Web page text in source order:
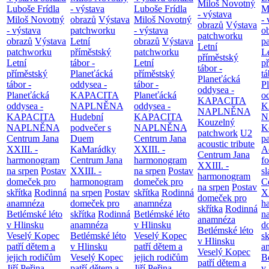
Luboše Frídla
Miloš Novotný
- výstava
obrazů Výstava
patchworku
Letní
příměstský
tábor -
Planeťácká
oddysea -
KAPACITA
NAPLNĚNA
Centrum Jana
XXIII. -
harmonogram
na srpen Postav
domeček pro
skřítka Rodinná
anamnéza
Betlémské léto
v Hlinsku
Veselý Kopec
patří dětem a
jejich rodičům
- výstava
obrazů Výstava
patchworku
Letní
příměstský
tábor -
Planeťácká
oddysea -
KAPACITA
NAPLNĚNA
Hudební
podvečer s
Duem
KaMarádky
Centrum Jana
XXIII. -
harmonogram
na srpen Postav
domeček pro
skřítka Rodinná
anamnéza
Betlémské léto
v Hlinsku
Veselý Kopec
Luboše Frídla
Miloš Novotný
- výstava
obrazů Výstava
patchworku
Letní
příměstský
tábor -
Planeťácká
oddysea -
KAPACITA
NAPLNĚNA
Centrum Jana
XXIII. -
harmonogram
na srpen Postav
domeček pro
skřítka Rodinná
anamnéza
Betlémské léto
v Hlinsku
Veselý Kopec
patří dětem a
jejich rodičům
Miloš Novotný
- výstava
obrazů Výstava
patchworku
Letní
příměstský
tábor -
Planeťácká
oddysea -
KAPACITA
NAPLNĚNA
Kouzelný
patchwork U2
acoustic tribute
Centrum Jana
XXIII. -
harmonogram
na srpen Postav
domeček pro
skřítka Rodinná
anamnéza
Betlémské léto
v Hlinsku
Veselý Kopec
patří dětem a
-